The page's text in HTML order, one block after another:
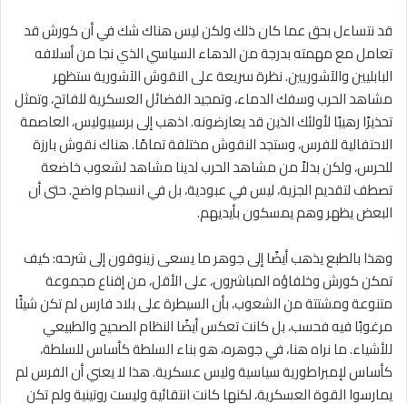
قد نتساءل بحق عما كان ذلك ولكن ليس هناك شك في أن كورش قد
تعامل مع مهمته بدرجة من الدهاء السياسي الذي نجا من أسلافه
البابليين والآشوريين. نظرة سريعة على النقوش الآشورية ستظهر
مشاهد الحرب وسفك الدماء، وتمجيد الفضائل العسكرية للفاتح، وتمثل
تحذيرًا رهيبًا لأولئك الذين قد يعارضونه. اذهب إلى برسيبوليس، العاصمة
الاحتفالية للفرس، وستجد النقوش مختلفة تمامًا. هناك نقوش بارزة
للحرس، ولكن بدلاً من مشاهد الحرب لدينا مشاهد لشعوب خاضعة
تصطف لتقديم الجزية، ليس في عبودية، بل في انسجام واضح. حتى أن
البعض يظهر وهم يمسكون بأيديهم.
وهذا بالطبع يذهب أيضًا إلى جوهر ما يسعى زينوفون إلى شرحه: كيف
تمكن كورش وخلفاؤه المباشرون، على الأقل، من إقناع مجموعة
متنوعة ومشتتة من الشعوب، بأن السيطرة على بلاد فارس لم تكن شيئًا
مرغوبًا فيه فحسب، بل كانت تعكس أيضًا النظام الصحيح والطبيعي
للأشياء. ما نراه هنا، في جوهره، هو بناء السلطة كأساس للسلطة،
كأساس لإمبراطورية سياسية وليس عسكرية. هذا لا يعني أن الفرس لم
يمارسوا القوة العسكرية، لكنها كانت انتقائية وليست روتينية ولم تكن